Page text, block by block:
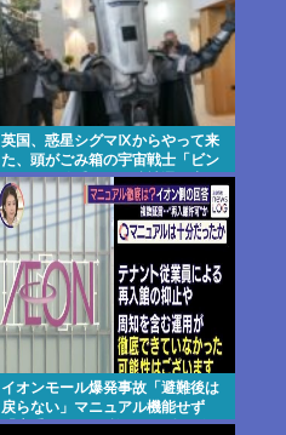
英国、惑星シグマⅨからやって来
た、頭がごみ箱の宇宙戦士「ビン
フェイス伯爵」が下院補選に出馬
イオンモール爆発事故「避難後は
戻らない」マニュアル機能せず
「貴重品OK」と許可か 現場で混